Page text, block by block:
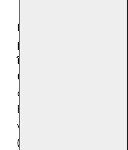
Redă suplețea și
piele naturală cu un
întreținere.
Collonil Fur
cremă de înaltă
hidrata, proteja și
vestimentare din piele
(blană naturală).